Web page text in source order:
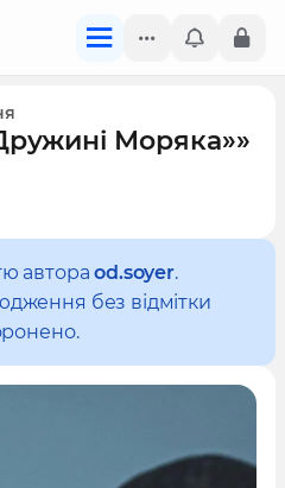
Моряка»»
автораod.soyer.
без відмітки